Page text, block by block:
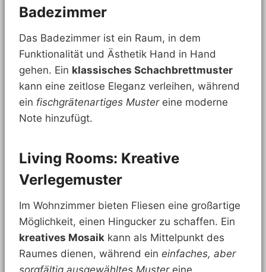
Badezimmer
Das Badezimmer ist ein Raum, in dem
Funktionalität und Ästhetik Hand in Hand
gehen. Ein klassisches Schachbrettmuster
kann eine zeitlose Eleganz verleihen, während
ein fischgrätenartiges Mustereine moderne
Note hinzufügt.
Living Rooms: Kreative
Verlegemuster
Im Wohnzimmer bieten Fliesen eine großartige
Möglichkeit, einen Hingucker zu schaffen. Ein
kreatives Mosaik kann als Mittelpunkt des
Raumes dienen, während ein einfaches, aber